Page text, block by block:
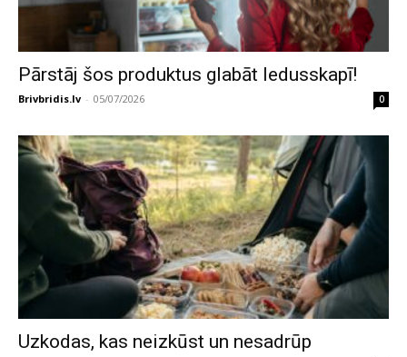
Pārstāj šos produktus glabāt ledusskapī!
Brivbridis.lv - 05/07/2026 0
Uzkodas, kas neizkūst un nesadrūp